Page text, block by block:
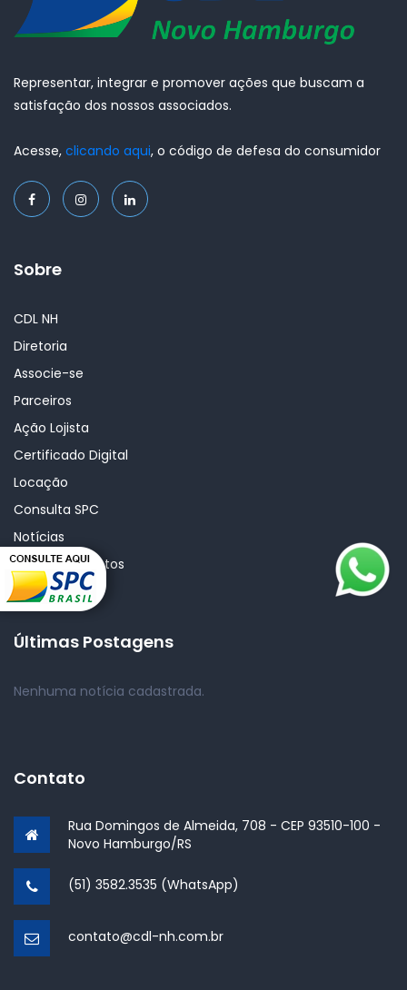
Representar, integrar e promover ações que buscam a
satisfação dos nossos associados.
Acesse, clicando aqui, o código de defesa do consumidor
Sobre
CDL NH
Diretoria
Associe-se
Parceiros
Ação Lojista
Certificado Digital
Locação
Consulta SPC
Notícias
Cursos e eventos
Contato
Últimas Postagens
Nenhuma notícia cadastrada.
Contato
Rua Domingos de Almeida, 708 - CEP 93510-100 -
Novo Hamburgo/RS
(51) 3582.3535 (WhatsApp)
contato@cdl-nh.com.br